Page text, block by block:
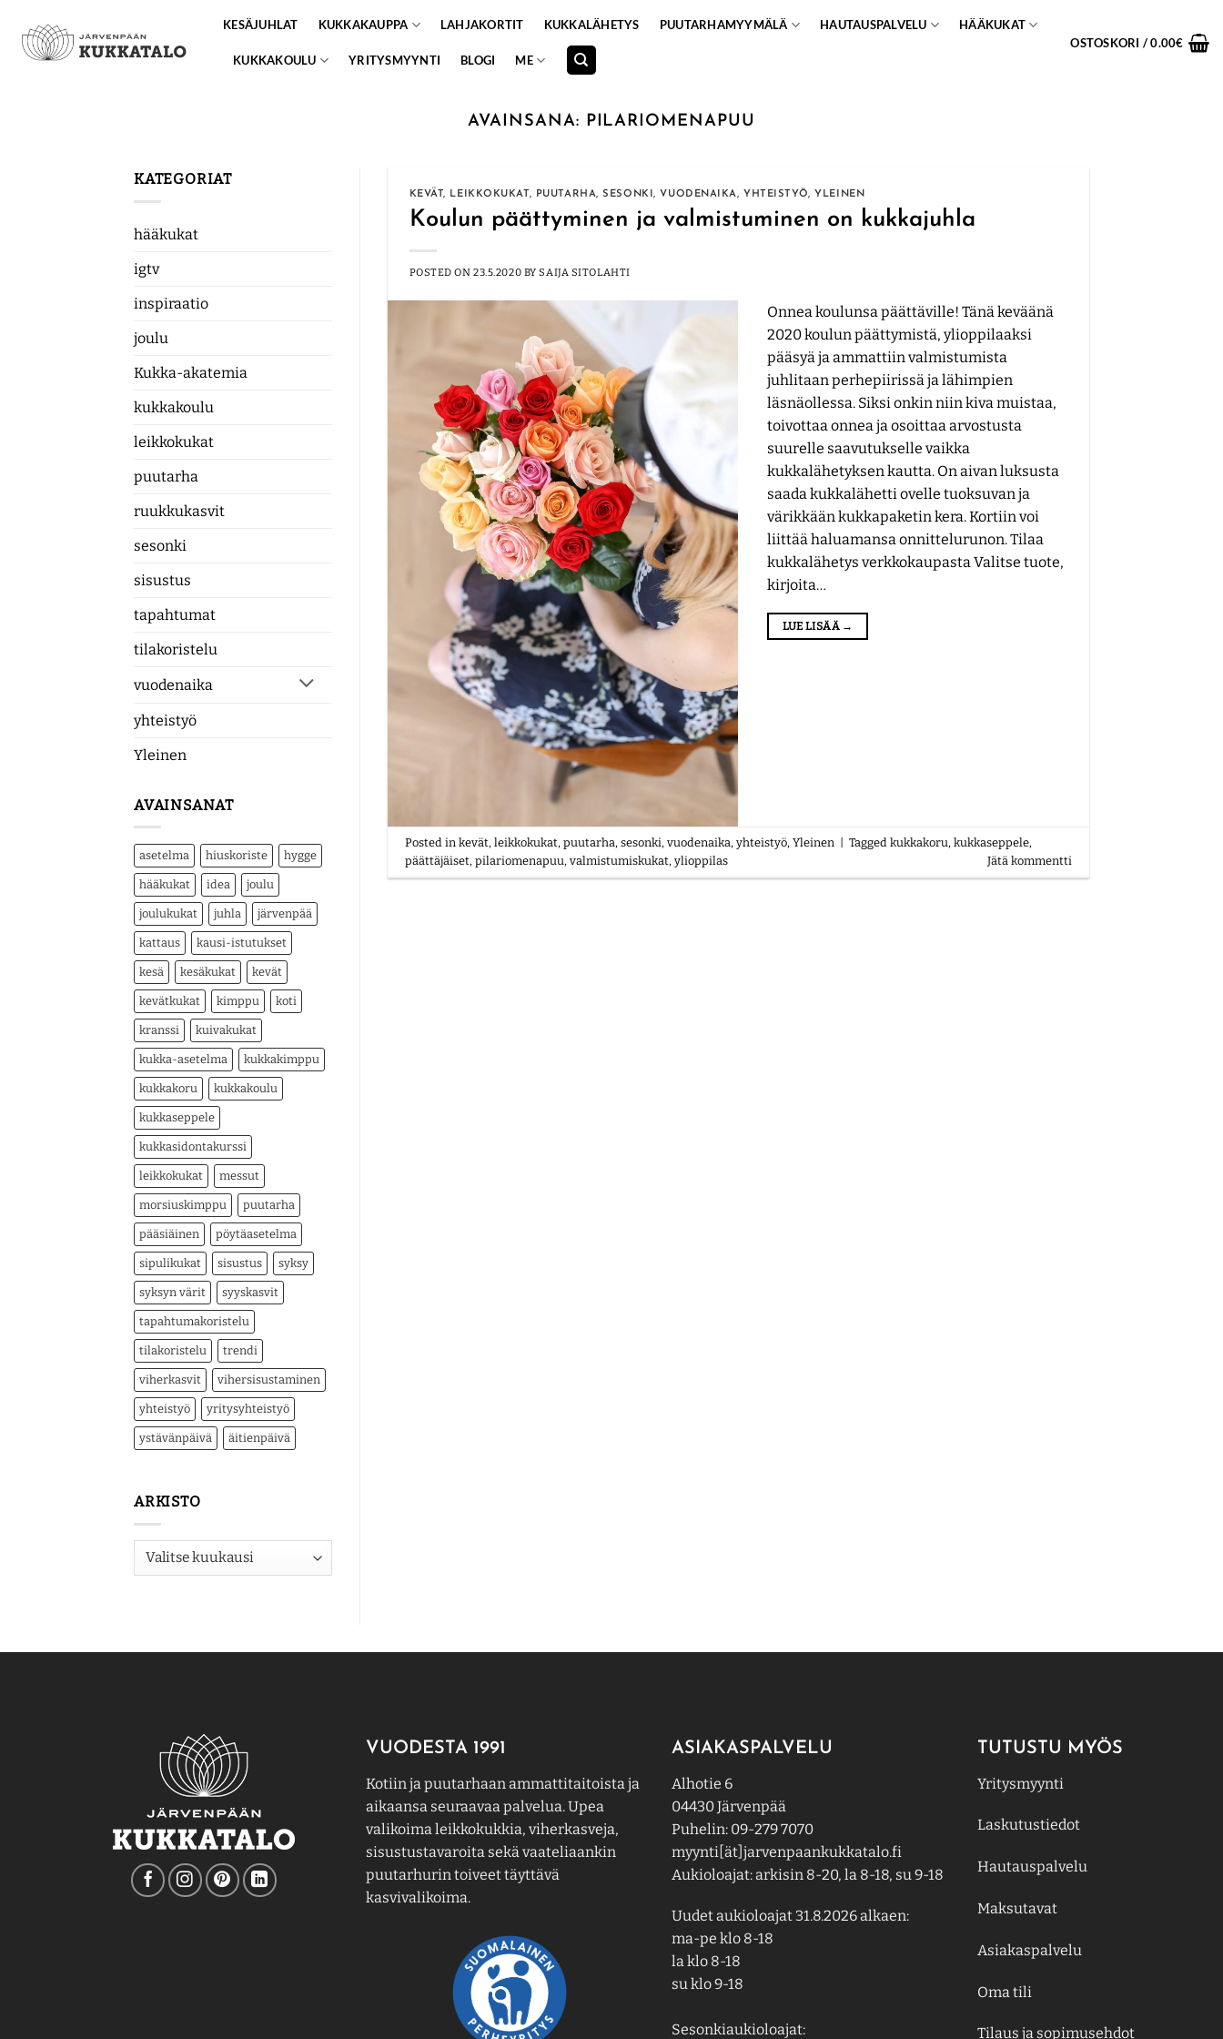
content
KESÄJUHLAT KUKKAKAUPPA LAHJAKORTIT KUKKALÄHETYS PUUTARHAMYYMÄLÄ HAUTAUSPALVELU HÄÄKUKAT
KUKKAKOULU YRITYSMYYNTI BLOGI ME
OSTOSKORI /0.00€
AVAINSANA: PILARIOMENAPUU
KATEGORIAT
hääkukat
igtv
inspiraatio
joulu
Kukka-akatemia
kukkakoulu
leikkokukat
puutarha
ruukkukasvit
sesonki
sisustus
tapahtumat
tilakoristelu
vuodenaika
yhteistyö
Yleinen
AVAINSANAT
asetelma hiuskoriste hygge
hääkukat idea joulu
joulukukat juhla järvenpää
kattaus kausi-istutukset
kesä kesäkukat kevät
kevätkukat kimppu koti
kranssi kuivakukat
kukka-asetelma kukkakimppu
kukkakoru kukkakoulu
kukkaseppele
kukkasidontakurssi
leikkokukat messut
morsiuskimppu puutarha
pääsiäinen pöytäasetelma
sipulikukat sisustus syksy
syksyn värit syyskasvit
tapahtumakoristelu
tilakoristelu trendi
viherkasvit vihersisustaminen
yhteistyö yritysyhteistyö
ystävänpäivä äitienpäivä
ARKISTO
Arkisto
KEVÄT, LEIKKOKUKAT , PUUTARHA,SESONKI, VUODENAIKA, YHTEISTYÖ, YLEINEN
Koulun päättyminen ja valmistuminen on kukkajuhla
POSTED ON23.5.2020 BYSAIJA SITOLAHTI
Onnea koulunsa päättäville! Tänä keväänä
2020 koulun päättymistä, ylioppilaaksi
pääsyä ja ammattiin valmistumista
juhlitaan perhepiirissä ja lähimpien
läsnäollessa. Siksi onkin niin kiva muistaa,
toivottaa onnea ja osoittaa arvostusta
suurelle saavutukselle vaikka
kukkalähetyksen kautta. On aivan luksusta
saada kukkalähetti ovelle tuoksuvan ja
värikkään kukkapaketin kera. Kortiin voi
liittää haluamansa onnittelurunon. Tilaa
kukkalähetys verkkokaupasta Valitse tuote,
kirjoita…
LUE LISÄÄ →
Posted in kevät, leikkokukat, puutarha, sesonki, vuodenaika, yhteistyö, Yleinen | Tagged kukkakoru, kukkaseppele,
päättäjäiset, pilariomenapuu, valmistumiskukat, ylioppilas Jätä kommentti
VUODESTA 1991
Kotiin ja puutarhaan ammattitaitoista ja
aikaansa seuraavaa palvelua. Upea
valikoima leikkokukkia, viherkasveja,
sisustustavaroita sekä vaateliaankin
puutarhurin toiveet täyttävä
kasvivalikoima.
ASIAKASPALVELU
Alhotie 6
04430 Järvenpää
Puhelin: 09-279 7070
myynti[ät]jarvenpaankukkatalo.fi
Aukioloajat: arkisin 8-20, la 8-18, su 9-18
Uudet aukioloajat 31.8.2026 alkaen:
ma-pe klo 8-18
la klo 8-18
su klo 9-18
Sesonkiaukioloajat:
TUTUSTU MYÖS
Yritysmyynti
Laskutustiedot
Hautauspalvelu
Maksutavat
Asiakaspalvelu
Oma tili
Tilaus ja sopimusehdot